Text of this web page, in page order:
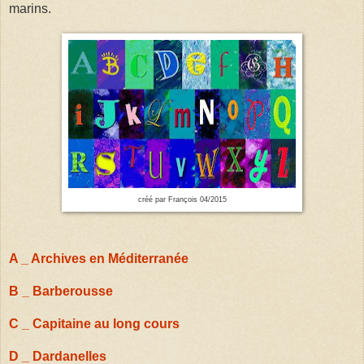
marins.
créé par François 04/2015
A _ Archives en Méditerranée
B _ Barberousse
C _ Capitaine au long cours
D _ Dardanelles